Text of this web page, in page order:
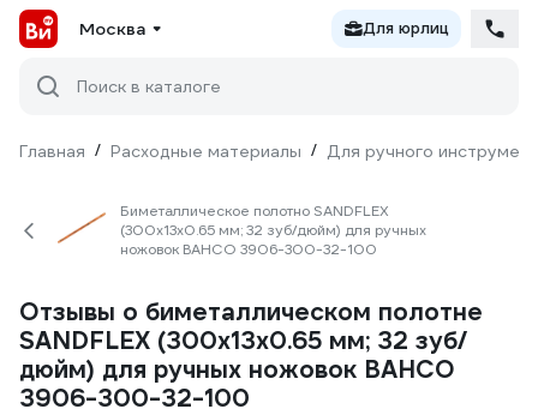
Москва Для юрлиц
Поиск в каталоге
Главная / Расходные материалы / Для ручного
Биметаллическое полотно SANDFLEX
(300x13x0.65 мм; 32 зуб/дюйм) для ручных
ножовок BAHCO 3906-300-32-100
Отзывы о биметаллическом полотне
SANDFLEX (300x13x0.65 мм; 32 зуб/
дюйм) для ручных ножовок BAHCO
3906-300-32-100